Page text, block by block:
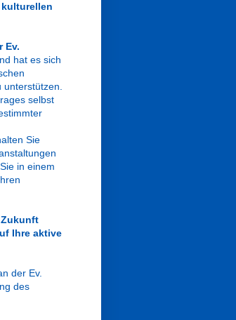
Ev.
hat es sich
selbst
Sie
in einem
Zukunft
Ihre aktive
der Ev.
des